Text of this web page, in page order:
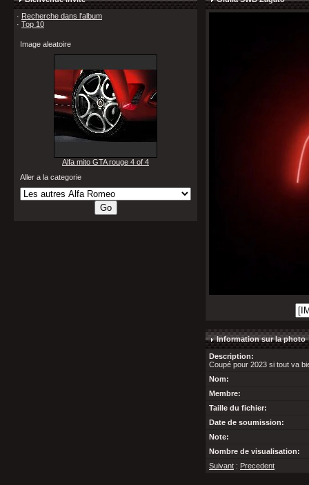
· Recherche dans l'album
· Top 10
Image aleatoire
Alfa mito GTA rouge 4 of 4
Aller a la categorie
Information sur la photo
Description:
Coupé pour 2023 si tout va
Nom:
Membre:
Taille du fichier:
Date de soumission:
Note:
Nombre de visualisation:
Suivant : Precedent